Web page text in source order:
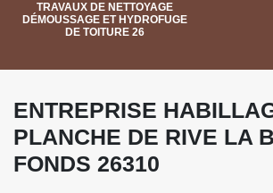
TRAVAUX DE NETTOYAGE
DÉMOUSSAGE ET HYDROFUGE
DE TOITURE 26
ENTREPRISE
PLANCHE DE RIVE LA
FONDS 26310